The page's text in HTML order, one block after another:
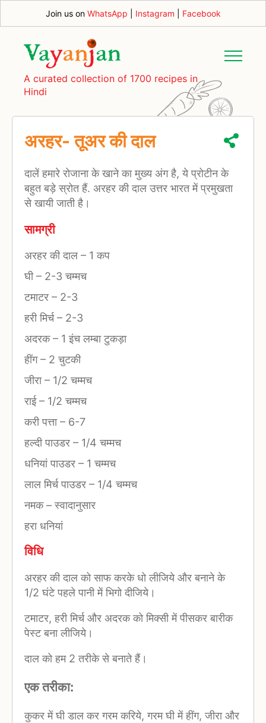
Join us on WhatsApp Instagram Facebook
A curated collection of 1700 recipes in
Hindi
अरहर- तूअर की दाल
दालें हमारे रोजाना के खाने का मुख्य अंग है, ये प्रोटीन के
बहुत बड़े स्रोत हैं. अरहर की दाल उत्तर भारत में प्रमुखता
से खायी जाती है।
सामग्री
अरहर की दाल – 1 कप
घी– 2-3 चम्मच
टमाटर – 2-3
हरी मिर्च– 2-3
अदरक– 1 इंच लम्बा टुकड़ा
हींग– 2 चुटकी
जीरा– 1/2 चम्मच
राई– 1/2 चम्मच
करी पत्ता– 6-7
हल्दी पाउडर – 1/4 चम्मच
धनियां पाउडर – 1 चम्मच
लाल मिर्च पाउडर – 1/4 चम्मच
नमक–स्वादानुसार
हरा धनियां
विधि
अरहर की दाल को साफ करके धो लीजिये और बनाने के
1/2 घंटे पहले पानी में भिगो दीजिये।
टमाटर, हरी मिर्च और अदरक को मिक्सी में पीसकर बारीक
पेस्ट बना लीजिये।
दाल को हम 2 तरीके से बनाते हैं।
एक तरीका:
कुकर में घी डाल कर गरम करिये, गरम घी में हींग, जीरा और